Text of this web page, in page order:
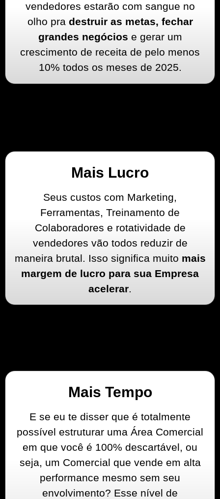
vendedores estarão com sangue no
olho pradestruir as metas, fechar
grandes negócios e gerar um
crescimento de receita de pelo menos
10% todos os meses de 2025.
Mais Lucro
Seus custos com Marketing,
Ferramentas, Treinamento de
Colaboradores e rotatividade de
vendedores vão todos reduzir de
maneira brutal. Isso significa muito mais
margem de lucro para sua Empresa
acelerar.
Mais Tempo
E se eu te disser que é totalmente
possível estruturar uma Área Comercial
em que você é 100% descartável, ou
seja, um Comercial que vende em alta
performance mesmo sem seu
envolvimento? Esse nível de